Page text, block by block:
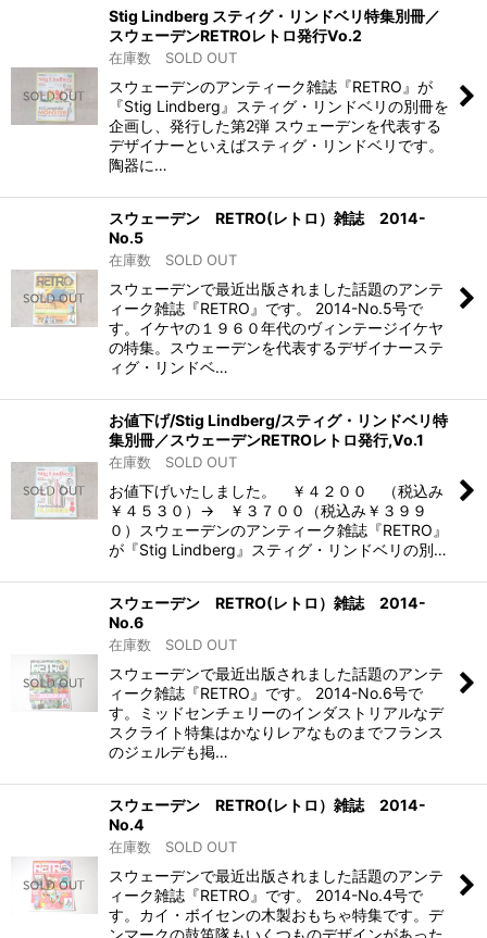
Stig Lindberg スティグ・リンドベリ特集別冊／
スウェーデンRETROレトロ発行Vo.2
在庫数 SOLD OUT
スウェーデンのアンティーク雑誌『RETRO』が
『Stig Lindberg』スティグ・リンドベリの別冊を
企画し、発行した第2弾 スウェーデンを代表する
デザイナーといえばスティグ・リンドベリです。
陶器に…
スウェーデン RETRO(レトロ）雑誌 2014-
No.5
在庫数 SOLD OUT
スウェーデンで最近出版されました話題のアンテ
ィーク雑誌『RETRO』です。 2014-No.5号で
す。イケヤの１９６０年代のヴィンテージイケヤ
の特集。スウェーデンを代表するデザイナーステ
ィグ・リンドベ…
お値下げ/Stig Lindberg/スティグ・リンドベリ特
集別冊／スウェーデンRETROレトロ発行,Vo.1
在庫数 SOLD OUT
お値下げいたしました。 ￥４２００ （税込み
￥４５３０）→ ￥３７００（税込み￥３９９
０）スウェーデンのアンティーク雑誌『RETRO』
が『Stig Lindberg』スティグ・リンドベリの別…
スウェーデン RETRO(レトロ）雑誌 2014-
No.6
在庫数 SOLD OUT
スウェーデンで最近出版されました話題のアンテ
ィーク雑誌『RETRO』です。 2014-No.6号で
す。ミッドセンチェリーのインダストリアルなデ
スクライト特集はかなりレアなものまでフランス
のジェルデも掲…
スウェーデン RETRO(レトロ）雑誌 2014-
No.4
在庫数 SOLD OUT
スウェーデンで最近出版されました話題のアンテ
ィーク雑誌『RETRO』です。 2014-No.4号で
す。カイ・ボイセンの木製おもちゃ特集です。デ
ンマークの鼓笛隊もいくつものデザインがあった